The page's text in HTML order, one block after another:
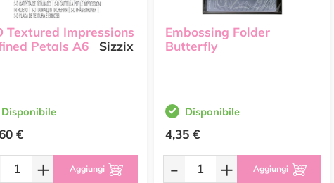
Textured Impressions
Petals A6
Sizzix
Disponibile
€
+ Aggiungi
Embossing Folder
Butterfly
Disponibile
4,35 €
- + Aggiungi